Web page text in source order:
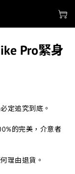
Pro緊身
定追究到底。
的完美，介意者
理由退貨。